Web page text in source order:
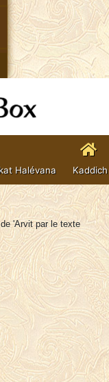
Halévana
'Arvit par le texte